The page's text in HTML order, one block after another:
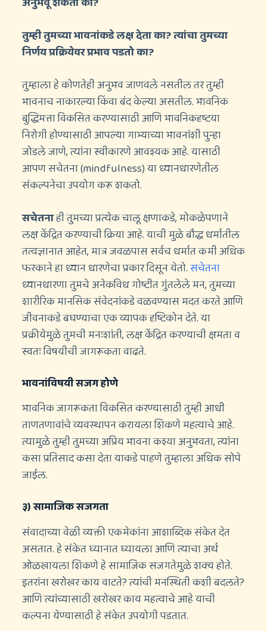
तुम्ही तुमच्या भावनांकडे लक्ष देता का? त्यांचा तुमच्या
निर्णय प्रक्रियेवर प्रभाव पडतो का?
तुम्हाला हे कोणतेही अनुभव जाणवले नसतील तर तुम्ही
भावनाच नाकारल्या किंवा बंद केल्या असतील. भावनिक
बुद्धिमत्ता विकसित करण्यासाठी आणि भावनिकदृष्टया
निरोगी होण्यासाठी आपल्या गाभ्याच्या भावनांशी पुन्हा
जोडले जाणे, त्यांना स्वीकारणे आवश्यक आहे. यासाठी
आपण सचेतना (mindfulness) या ध्यानधारणेतील
संकल्पनेचा उपयोग करू शकतो.
सचेतनाही तुमच्या प्रत्येक चालू क्षणाकडे, मोकळेपणाने
लक्ष केंद्रित करण्याची क्रिया आहे. याची मुळे बौद्ध धर्मातील
तत्वज्ञानात आहेत, मात्र जवळपास सर्वच धर्मात कमी अधिक
फरकाने हा ध्यान धारणेचा प्रकार दिसून येतो.सचेतना
ध्यानधारणा तुमचे अनेकविध गोष्टीत गुंतलेले मन, तुमच्या
शारीरिक मानसिक संवेदनांकडे वळवण्यास मदत करते आणि
जीवनाकडे बघण्याचा एक व्यापक दृष्टिकोन देते. या
प्रक्रीयेमुळे तुमची मनःशांती, लक्ष केंद्रित करण्याची क्षमता व
स्वतः विषयीची जागरूकता वाढते.
भावनांविषयी सजग होणे
भावनिक जागरूकता विकसित करण्यासाठी तुम्ही आधी
ताणतणावांचे व्यवस्थापन करायला शिकणे महत्वाचे आहे.
त्यामुळे तुम्ही तुमच्या अप्रिय भावना कश्या अनुभवता, त्यांना
कसा प्रतिसाद कसा देता याकडे पाहणे तुम्हाला अधिक सोपे
जाईल.
३) सामाजिक सजगता
संवादाच्या वेळी व्यक्ती एकमेकांना आशाब्दिक संकेत देत
असतात. हे संकेत घ्यानात घ्यायला आणि त्याचा अर्थ
ओळखायला शिकणे हे सामाजिक सजगतेमुळे शक्य होते.
इतरांना खरोखर काय वाटते? त्यांची मनस्थिती कशी बदलते?
आणि त्यांच्यासाठी खरोखर काय महत्वाचे आहे याची
कल्पना येण्यासाठी हे संकेत उपयोगी पडतात.